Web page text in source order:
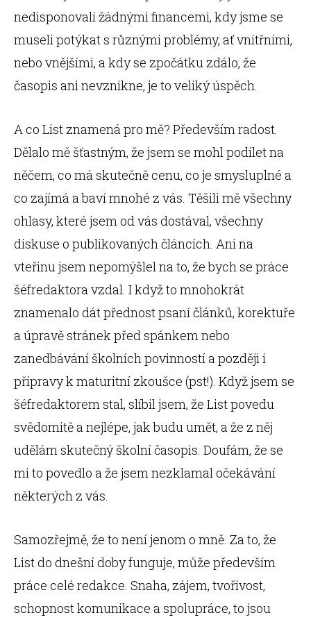
nedisponovali žádnými financemi, kdy jsme se
museli potýkat s různými problémy, ať vnitřními,
nebo vnějšími, a kdy se zpočátku zdálo, že
časopis ani nevznikne, je to veliký úspěch.
A co List znamená pro mě? Především radost.
Dělalo mě šťastným, že jsem se mohl podílet na
něčem, co má skutečně cenu, co je smysluplné a
co zajímá a baví mnohé z vás. Těšili mě všechny
ohlasy, které jsem od vás dostával, všechny
diskuse o publikovaných článcích. Ani na
vteřinu jsem nepomýšlel na to, že bych se práce
šéfredaktora vzdal. I když to mnohokrát
znamenalo dát přednost psaní článků, korektuře
a úpravě stránek před spánkem nebo
zanedbávání školních povinností a později i
přípravy k maturitní zkoušce (pst!). Když jsem se
šéfredaktorem stal, slíbil jsem, že List povedu
svědomitě a nejlépe, jak budu umět, a že z něj
udělám skutečný školní časopis. Doufám, že se
mi to povedlo a že jsem nezklamal očekávání
některých z vás.
Samozřejmě, že to není jenom o mně. Za to, že
List do dnešní doby funguje, může především
práce celé redakce. Snaha, zájem, tvořivost,
schopnost komunikace a spolupráce, to jsou